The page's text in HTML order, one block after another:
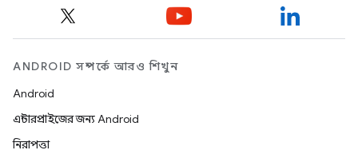
ANDROID সম্পর্কে আরও শিখুন
Android
এন্টারপ্রাইজের জন্য Android
নিরাপত্তা